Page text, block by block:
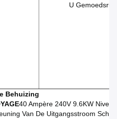
U
Behuizing
40 Ampère 240V 9.6KW
Van De Uitgangsstroom